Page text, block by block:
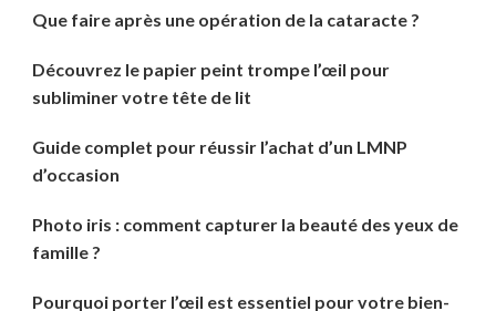
Que faire après une opération de la cataracte ?
Découvrez le papier peint trompe l’œil pour
subliminer votre tête de lit
Guide complet pour réussir l’achat d’un LMNP
d’occasion
Photo iris : comment capturer la beauté des yeux de
famille ?
Pourquoi porter l’œil est essentiel pour votre bien-